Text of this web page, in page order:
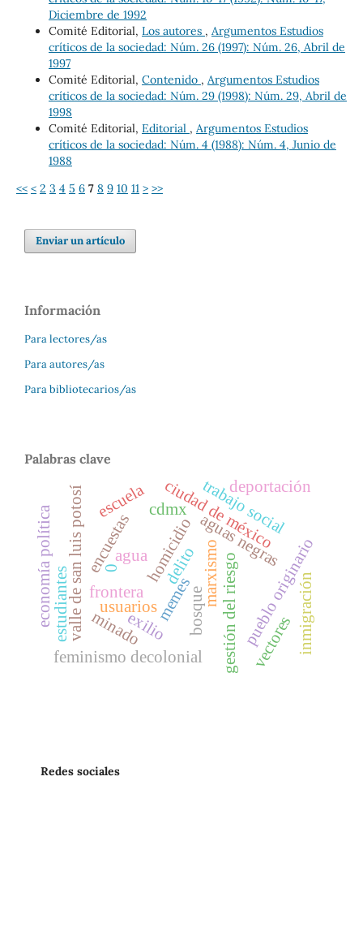
Diciembre de 1992
Comité Editorial, Los autores , Argumentos Estudios
críticos de la sociedad: Núm. 26 (1997): Núm. 26, Abril de
1997
Comité Editorial, Contenido , Argumentos Estudios
críticos de la sociedad: Núm. 29 (1998): Núm. 29, Abril de
1998
Comité Editorial, Editorial , Argumentos Estudios
críticos de la sociedad: Núm. 4 (1988): Núm. 4, Junio de
1988
<< < 2 3 4 5 6 7 8 9 10 11 > >>
Enviar un artículo
Información
Para lectores/as
Para autores/as
Para bibliotecarios/as
Palabras clave
marxismo
homicidio
gestión del riesgo
aguas negras
usuarios
encuestas
memes
ciudad de méxico
cdmx
delito
valle de san luis potosíminado bosque
agua pueblo originario
trabajo social
vectores
feminismo decolonial
escuela
estudiantes frontera
exilio
economía política inmigración
deportación
0
Redes sociales